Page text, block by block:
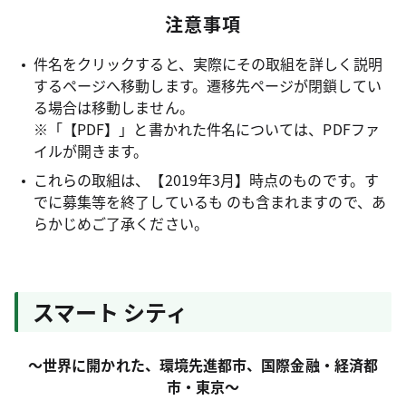
注意事項
件名をクリックすると、実際にその取組を詳しく説明
するページへ移動します。遷移先ページが閉鎖してい
る場合は移動しません。
※「【PDF】」と書かれた件名については、PDFファ
イルが開きます。
これらの取組は、【2019年3月】時点のものです。す
でに募集等を終了しているも のも含まれますので、あ
らかじめご了承ください。
スマート シティ
～世界に開かれた、環境先進都市、国際金融・経済都
市・東京～